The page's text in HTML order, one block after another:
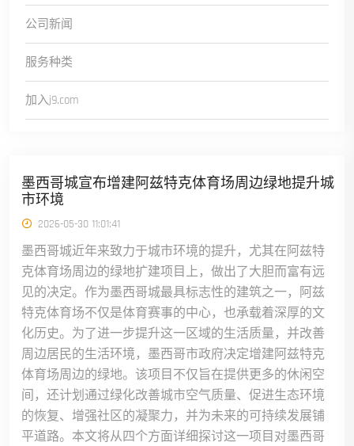
公司新闻
服务种类
加入j9.com
墨西哥城宣布增建阿兹特克体育场周边绿地提升城
市环境
2026-05-30 11:01:41
墨西哥城近年来致力于城市环境的提升，尤其在阿兹特
克体育场周边的绿地扩建项目上，做出了大胆而富有远
见的决定。作为墨西哥城最具标志性的建筑之一，阿兹
特克体育场不仅是体育赛事的中心，也承载着深厚的文
化历史。为了进一步提升这一区域的生活质量，并改善
周边居民的生活环境，墨西哥市政府决定增建阿兹特克
体育场周边的绿地。该项目不仅旨在提供更多的休闲空
间，还计划通过绿化改善城市空气质量、促进生态环境
的恢复、增强社区的凝聚力，并为未来的可持续发展铺
平道路。本文将从四个方面详细探讨这一项目对墨西哥